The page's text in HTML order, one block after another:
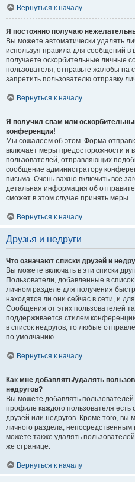
Вернуться к началу
Я постоянно получаю
Вы можете автоматически удалять
используя правила для сообщений
получаете оскорбительные личные
пользователя, отправьте жалобы
запретить пользователю отправку
Вернуться к началу
Я получил спам или
конференции!
Мы сожалеем об этом. Форма
включает меры предосторожности и
пользователей, отправляющих
сообщение администратору
письма. Очень важно включить все
детальная информация об
сможет в этом случае принять меры.
Вернуться к началу
Друзья и недруги
Что означают списки друзей и
Вы можете включать в эти списки
Пользователи, добавленные в
личном разделе для получения
находятся ли они сейчас в сети, и
Сообщения от этих пользователей
поддерживается стилем
в список недругов, то любые
по умолчанию.
Вернуться к началу
Как мне добавлять/удалять
недругов?
Вы можете добавлять
профиле каждого пользователя есть
друзей или недругов. Кроме того, вы
личного раздела,
можете также удалять
же странице.
Вернуться к началу